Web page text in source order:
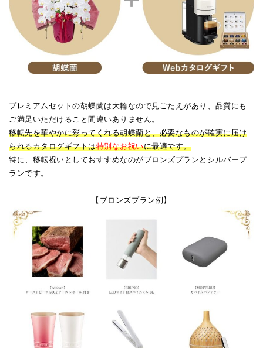
プレミアムセットの胡蝶蘭は大輪なので見ごたえがあり、品質にも
ご満足いただけること間違いありません。
移転先を華やかに彩ってくれる胡蝶蘭と、必要なものが確実に届け
られるカタログギフトは特別なお祝いに最適です。
特に、移転祝いとしておすすめなのがブロンズプランとシルバープ
ランです。
【ブロンズプラン例】